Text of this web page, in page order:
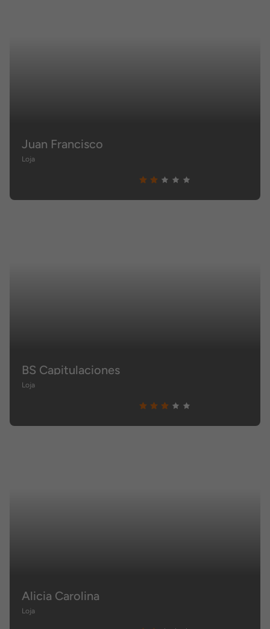
Juan Francisco
Loja
BS Capitulaciones
Loja
Alicia Carolina
Loja